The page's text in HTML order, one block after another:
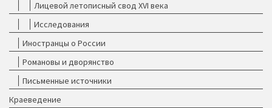
Лицевой летописный свод XVI века
Исследования
Иностранцы о России
Романовы и дворянство
Письменные источники
Краеведение